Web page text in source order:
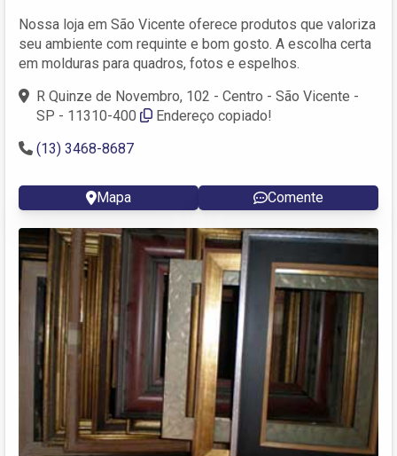
Nossa loja em São Vicente oferece produtos que valoriza
seu ambiente com requinte e bom gosto. A escolha certa
em molduras para quadros, fotos e espelhos.
R Quinze de Novembro, 102 - Centro - São Vicente -
SP - 11310-400
Endereço copiado!
(13) 3468-8687
Mapa Comente